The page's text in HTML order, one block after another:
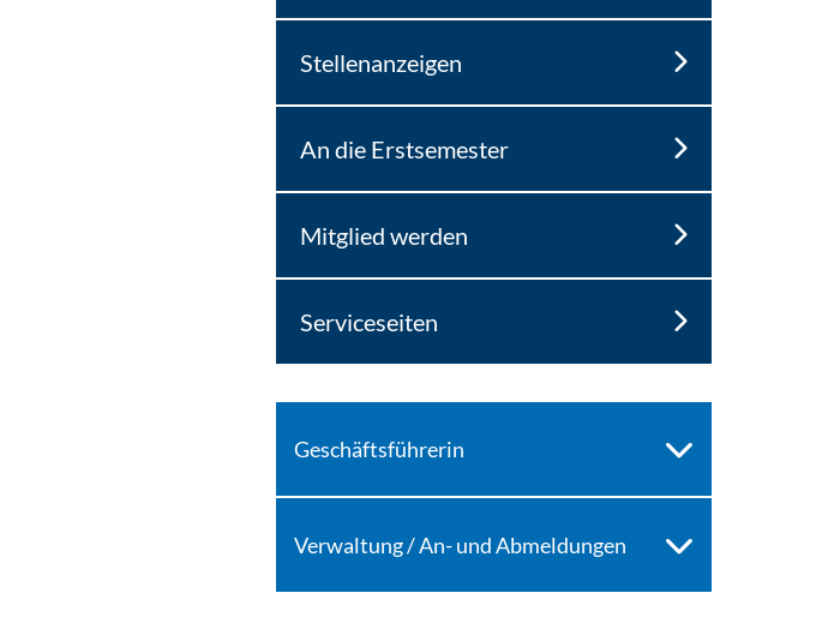
Stellenanzeigen
An die Erstsemester
Mitglied werden
Serviceseiten
Geschäftsführerin
Verwaltung / An- und Abmeldungen